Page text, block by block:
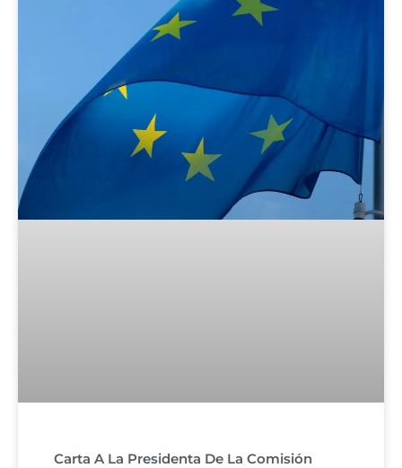
Carta A La Presidenta De La Comisión